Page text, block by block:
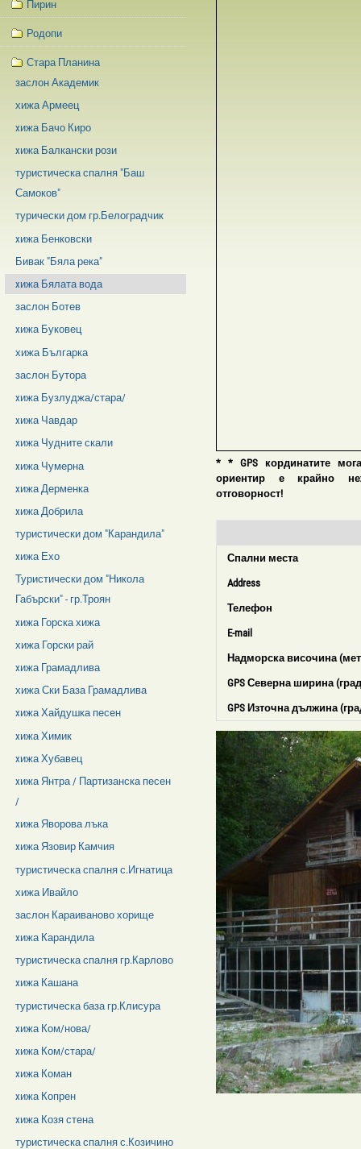
* * GPS кординатите
ориентир е крайно
отговорност!
Спални места
Address
Телефон
E-mail
Надморска височина
GPS Северна ширина
GPS Източна дължина
Пирин
Родопи
Стара Планина
заслон Академик
хижа Армеец
xижа Бачо Киро
xижа Балкански рози
туристическа спалня "Баш
Самоков"
турически дом гр.Белоградчик
xижа Бенковски
Бивак "Бяла река"
xижа Бялата вода
заслон Ботев
xижа Буковец
хижа Българка
заслон Бутора
xижа Бузлуджа/стара/
xижа Чавдар
xижа Чудните скали
xижа Чумерна
xижа Дерменка
xижа Добрила
туристически дом "Карандила"
xижа Ехо
Туристически дом "Никола
Габърски" - гр.Троян
xижа Горска хижа
хижа Горски рай
xижа Грамадлива
хижа Ски База Грамадлива
xижа Хайдушка песен
xижа Химик
xижа Хубавец
xижа Янтра / Партизанска песен
/
xижа Яворова лъка
xижа Язовир Камчия
туристическа спалня с.Игнатица
хижа Ивайло
заслон Караиваново хорище
xижа Карандила
туристическа спалня гр.Карлово
xижа Кашана
туристическа база гр.Клисура
xижа Ком/нова/
xижа Ком/стара/
xижа Коман
xижа Копрен
xижа Козя стена
туристическа спалня с.Козичино